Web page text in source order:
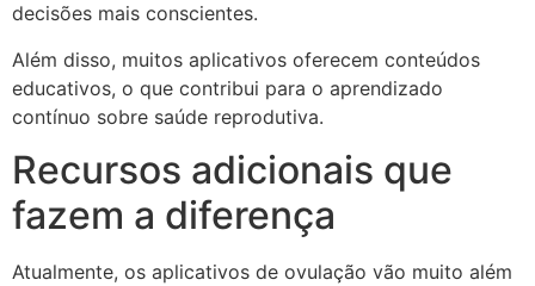
decisões mais conscientes.
Além disso, muitos aplicativos oferecem conteúdos
educativos, o que contribui para o aprendizado
contínuo sobre saúde reprodutiva.
Recursos adicionais que
fazem a diferença
Atualmente, os aplicativos de ovulação vão muito além